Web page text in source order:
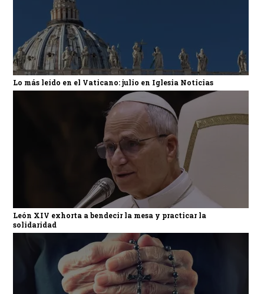
Lo más leído en el Vaticano: julio en Iglesia Noticias
León XIV exhorta a bendecir la mesa y practicar la
solidaridad